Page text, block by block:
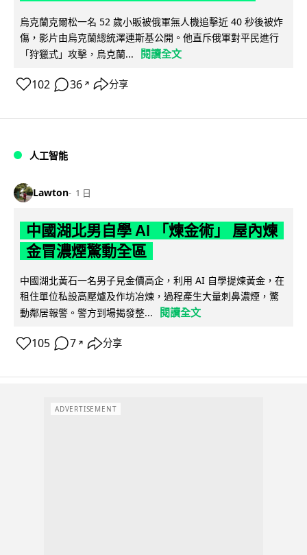
烏克蘭克爾松一名 52 歲小販被俄軍無人機追擊近 40 秒後被炸
傷，影片由烏克蘭總統澤連斯基公開。他直斥俄軍對平民進行
「狩獵式」攻擊，烏克蘭...
閱讀全文
102 36 ↗ 分享
人工智能
Lawton 1 日
中國湖北男自學 AI 「煉金術」 屋內煉
金冒濃煙驚動全區
中國湖北黃石一名男子見金價高企，利用 AI 自學提煉黃金，在
租住單位私設高壓爐及作坊冶煉，過程產生大量刺鼻濃煙，驚
動鄰居報警。警方到場揭發整...
閱讀全文
105 7 ↗ 分享
ADVERTISEMENT